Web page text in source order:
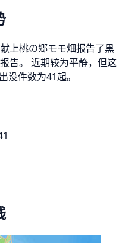
上桃の郷モモ畑报告了黑
告。 近期较为平静，但这
没件数为41起。